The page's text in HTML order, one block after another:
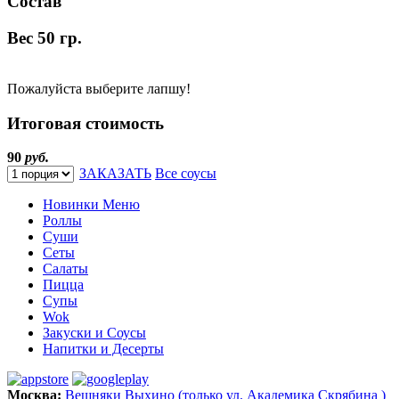
Вес 50 гр.
Пожалуйста выберите лапшу!
Итоговая стоимость
90 руб.
ЗАКАЗАТЬ Все соусы
Новинки Меню
Роллы
Суши
Сеты
Салаты
Пицца
Супы
Wok
Закуски и Соусы
Напитки и Десерты
Москва: Вешняки Выхино (только ул. Академика Скрябина )